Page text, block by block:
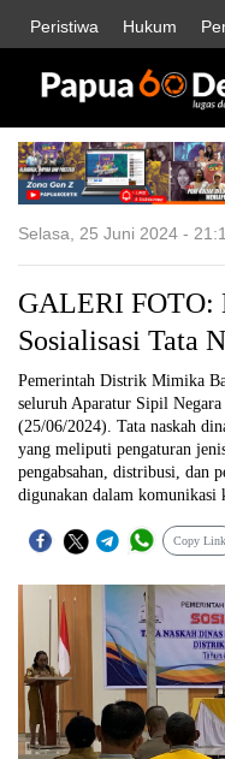
Peristiwa Hukum
Selasa, 25 Juni 2024 -
GALERI
Sosialisasi Tata
Pemerintah Distrik Mimika
seluruh Aparatur Sipil
(25/06/2024). Tata naskah
yang meliputi pengaturan
pengabsahan, distribusi, dan
digunakan dalam komunikasi
Copy Link